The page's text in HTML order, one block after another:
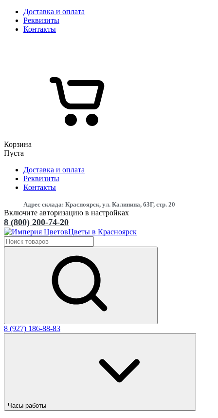
Доставка и оплата
Реквизиты
Контакты
Корзина
Пуста
Доставка и оплата
Реквизиты
Контакты
Адрес склада: Красноярск, ул. Калинина, 63Г, стр. 20
Включите авторизацию в настройках
8 (800) 200-74-20
Цветы в Красноярск
8 (927) 186-88-83
Часы работы